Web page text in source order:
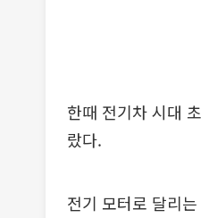
한때 전기차 시대
랐다.
전기 모터로 달리